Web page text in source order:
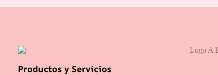
Productos y Servicios